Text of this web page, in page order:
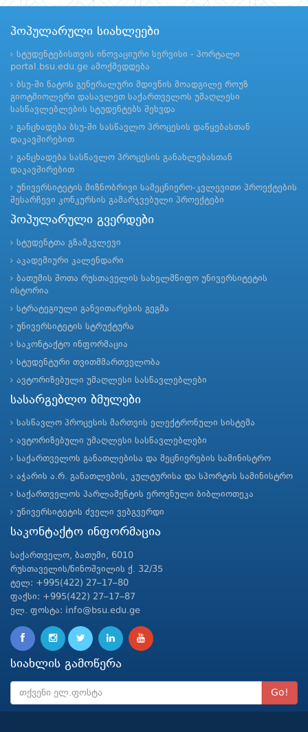
პოპულარული სიახლეები
სტუდენტებისთვის ინოვაციური სერვისი - პორტალი
portal.bsu.edu.ge ამოქმედდება
ბსუ-ში ნატოს გენერალური მდივნის მოადგილე როუზ
გიოტმიოლერი დასავლეთ საქართველოს უმაღლესი
სასწავლებლების სტუდენტებს შეხვდა
განცხადება ბსუ-ში სასწავლო პროცესის დაწყებასთან
დაკავშირებით
განცხადება სასწავლო პროცესის განახლებასთან
დაკავშირებით
უნივერსიტეტის მიზნობრივი სამეცნიერო-კვლევითი პროექტების
შესარჩევი კონკურსის გამარჯვებული პროექტები
პოპულარული გვერდები
სტუდენტთა გზამკვლევი
აკადემიური კალენდარი
ბათუმის შოთა რუსთაველის სახელმწიფო უნივერსიტეტის
ისტორია
სტრატეგიული განვითარების გეგმა
უნივერსიტეტის სტრუქტურა
საკონტაქტო ინფორმაცია
სტუდენტური თვითმმართველობა
ავტორიზებული უმაღლესი სასწავლებლები
სასარგებლო ბმულები
სასწავლო პროცესის მართვის ელექტრონული სისტემა
ავტორიზებული უმაღლესი სასწავლებლები
საქართველოს განათლებისა და მეცნიერების სამინისტრო
აჭარის ა.რ. განათლების, კულტურისა და სპორტის სამინისტრო
საქართველოს პარლამენტის ეროვნული ბიბლიოთეკა
უნივერსიტეტის ძველი ვებგვერდი
საკონტაქტო ინფორმაცია
საქართველო, ბათუმი, 6010
რუსთაველის/ნინოშვილის ქ. 32/35
ტელ: +995(422) 27–17–80
ფაქსი: +995(422) 27–17–87
ელ. ფოსტა: info@bsu.edu.ge
სიახლის გამოწერა
Go!